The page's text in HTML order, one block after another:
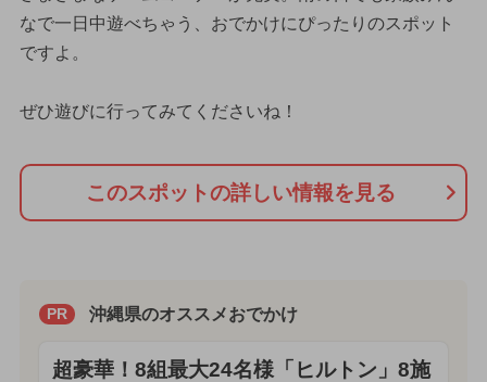
なで一日中遊べちゃう、おでかけにぴったりのスポット
ですよ。
ぜひ遊びに行ってみてくださいね！
このスポットの詳しい情報を見る
PR 沖縄県のオススメおでかけ
超豪華！8組最大24名様「ヒルトン」8施